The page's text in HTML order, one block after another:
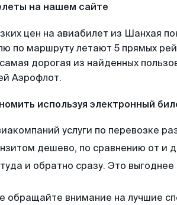
на нашем сайте
цен на авиабилет из Шанхая
по маршруту летают 5 прямых
дорогая из найденных
Аэрофлот.
используя электронный
услуги по перевозке
дешево, по сравнению от и
и обратно сразу. Это
обращайте внимание на лучшие